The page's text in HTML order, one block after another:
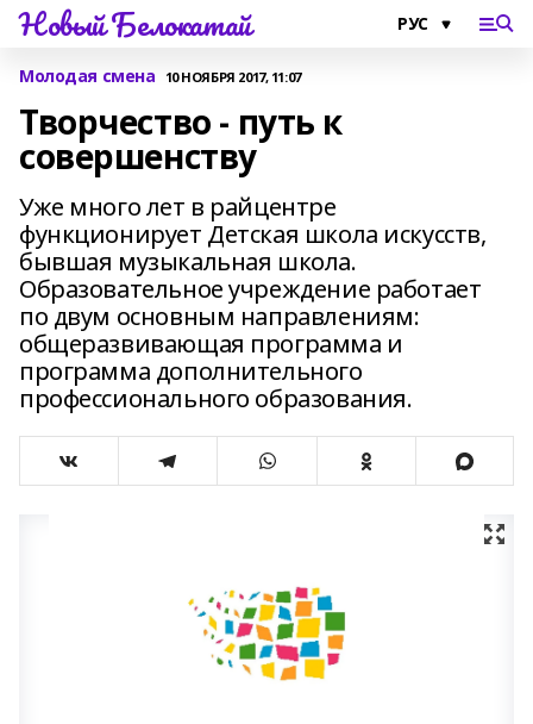
Новый Белокатай
Молодая смена 10 НОЯБРЯ 2017, 11:07
Творчество - путь к
совершенству
Уже много лет в райцентре
функционирует Детская школа искусств,
бывшая музыкальная школа.
Образовательное учреждение работает
по двум основным направлениям:
общеразвивающая программа и
программа дополнительного
профессионального образования.